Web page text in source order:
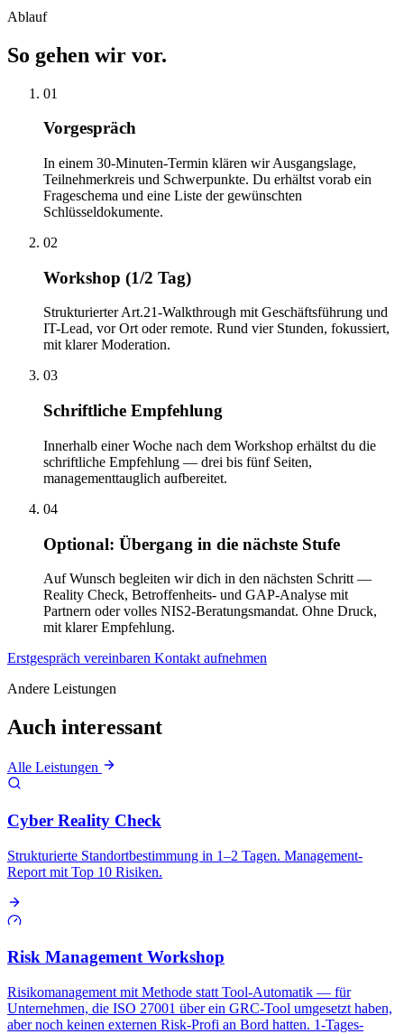
Ablauf
So gehen wir vor.
01
Vorgespräch
In einem 30-Minuten-Termin klären wir Ausgangslage,
Teilnehmerkreis und Schwerpunkte. Du erhältst vorab ein
Frageschema und eine Liste der gewünschten
Schlüsseldokumente.
02
Workshop (1/2 Tag)
Strukturierter Art.21-Walkthrough mit Geschäftsführung und
IT-Lead, vor Ort oder remote. Rund vier Stunden, fokussiert,
mit klarer Moderation.
03
Schriftliche Empfehlung
Innerhalb einer Woche nach dem Workshop erhältst du die
schriftliche Empfehlung — drei bis fünf Seiten,
managementtauglich aufbereitet.
04
Optional: Übergang in die nächste Stufe
Auf Wunsch begleiten wir dich in den nächsten Schritt —
Reality Check, Betroffenheits- und GAP-Analyse mit
Partnern oder volles NIS2-Beratungsmandat. Ohne Druck,
mit klarer Empfehlung.
Erstgespräch vereinbaren Kontakt aufnehmen
Andere Leistungen
Auch interessant
Alle Leistungen
Cyber Reality Check
Strukturierte Standortbestimmung in 1–2 Tagen. Management-
Report mit Top 10 Risiken.
Risk Management Workshop
Risikomanagement mit Methode statt Tool-Automatik — für
Unternehmen, die ISO 27001 über ein GRC-Tool umgesetzt haben,
aber noch keinen externen Risk-Profi an Bord hatten. 1-Tages-